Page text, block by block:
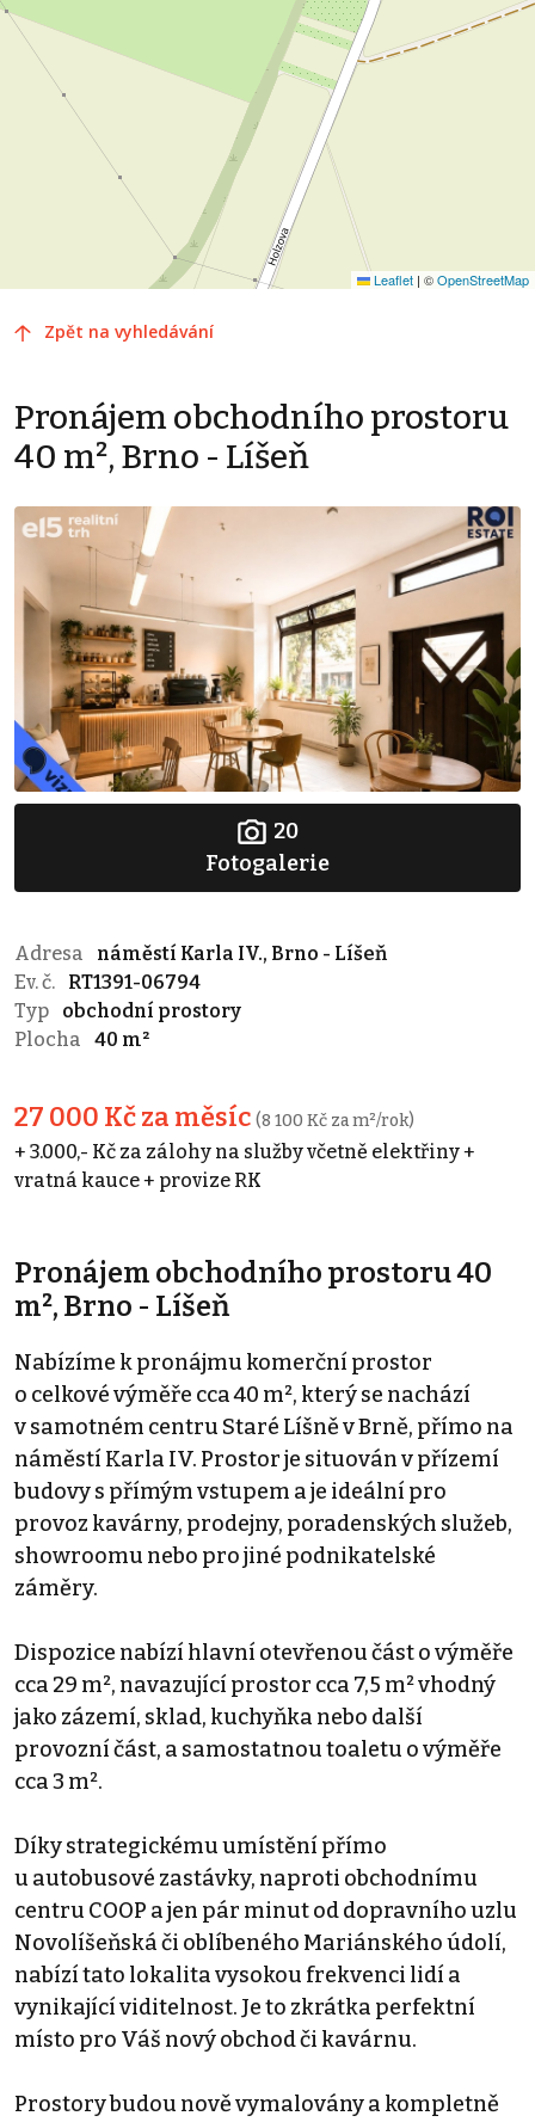
Leaflet | ©OpenStreetMap
Zpět na vyhledávání
Pronájem obchodního prostoru
40 m², Brno - Líšeň
20
Fotogalerie
Adresa
náměstí Karla IV., Brno - Líšeň
Ev. č.
RT1391-06794
Typ
obchodní prostory
Plocha
40 m²
27 000 Kč za měsíc (8 100 Kč za m²/rok)
+ 3.000,- Kč za zálohy na služby včetně elektřiny +
vratná kauce + provize RK
Pronájem obchodního prostoru 40
m², Brno - Líšeň
Nabízíme k pronájmu komerční prostor
o celkové výměře cca 40 m², který se nachází
v samotném centru Staré Líšně v Brně, přímo na
náměstí Karla IV. Prostor je situován v přízemí
budovy s přímým vstupem a je ideální pro
provoz kavárny, prodejny, poradenských služeb,
showroomu nebo pro jiné podnikatelské
záměry.
Dispozice nabízí hlavní otevřenou část o výměře
cca 29 m², navazující prostor cca 7,5 m² vhodný
jako zázemí, sklad, kuchyňka nebo další
provozní část, a samostatnou toaletu o výměře
cca 3 m².
Díky strategickému umístění přímo
u autobusové zastávky, naproti obchodnímu
centru COOP a jen pár minut od dopravního uzlu
Novolíšeňská či oblíbeného Mariánského údolí,
nabízí tato lokalita vysokou frekvenci lidí a
vynikající viditelnost. Je to zkrátka perfektní
místo pro Váš nový obchod či kavárnu.
Prostory budou nově vymalovány a kompletně